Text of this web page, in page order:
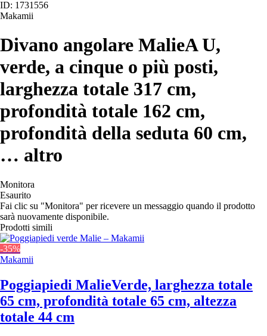
ID: 1731556
Makamii
Divano angolare MalieA U,
verde, a cinque o più posti,
larghezza totale 317 cm,
profondità totale 162 cm,
profondità della seduta 60 cm,
… altro
Monitora
Esaurito
Fai clic su "Monitora" per ricevere un messaggio quando il prodotto
sarà nuovamente disponibile.
Prodotti simili
-35%
Makamii
Poggiapiedi MalieVerde, larghezza totale
65 cm, profondità totale 65 cm, altezza
totale 44 cm